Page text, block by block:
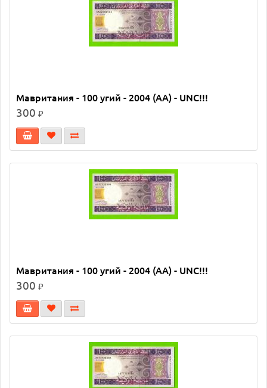
Мавритания - 100 угий - 2004 (AA) - UNC!!!
300 ₽
Мавритания - 100 угий - 2004 (AA) - UNC!!!
300 ₽